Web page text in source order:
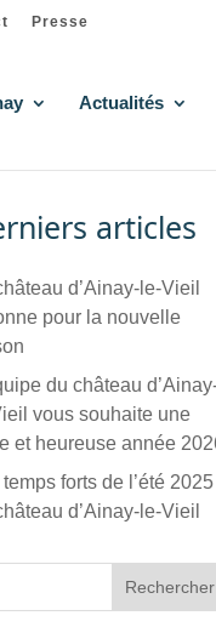
Presse
Actualités
articles
d’Ainay-le-Vieil
pour la nouvelle
du château
vous souhaite une
et heureuse année
temps forts de l’été 2025
d’Ainay-le-Vieil